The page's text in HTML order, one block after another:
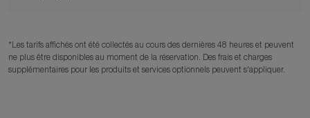
*Les tarifs affichés ont été collectés au cours des dernières 48 heures et peuvent
ne plus être disponibles au moment de la réservation. Des frais et charges
supplémentaires pour les produits et services optionnels peuvent s'appliquer.